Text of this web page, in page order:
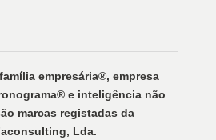
empresária®️, empresa
e inteligência não
marcas registadas da
Lda.